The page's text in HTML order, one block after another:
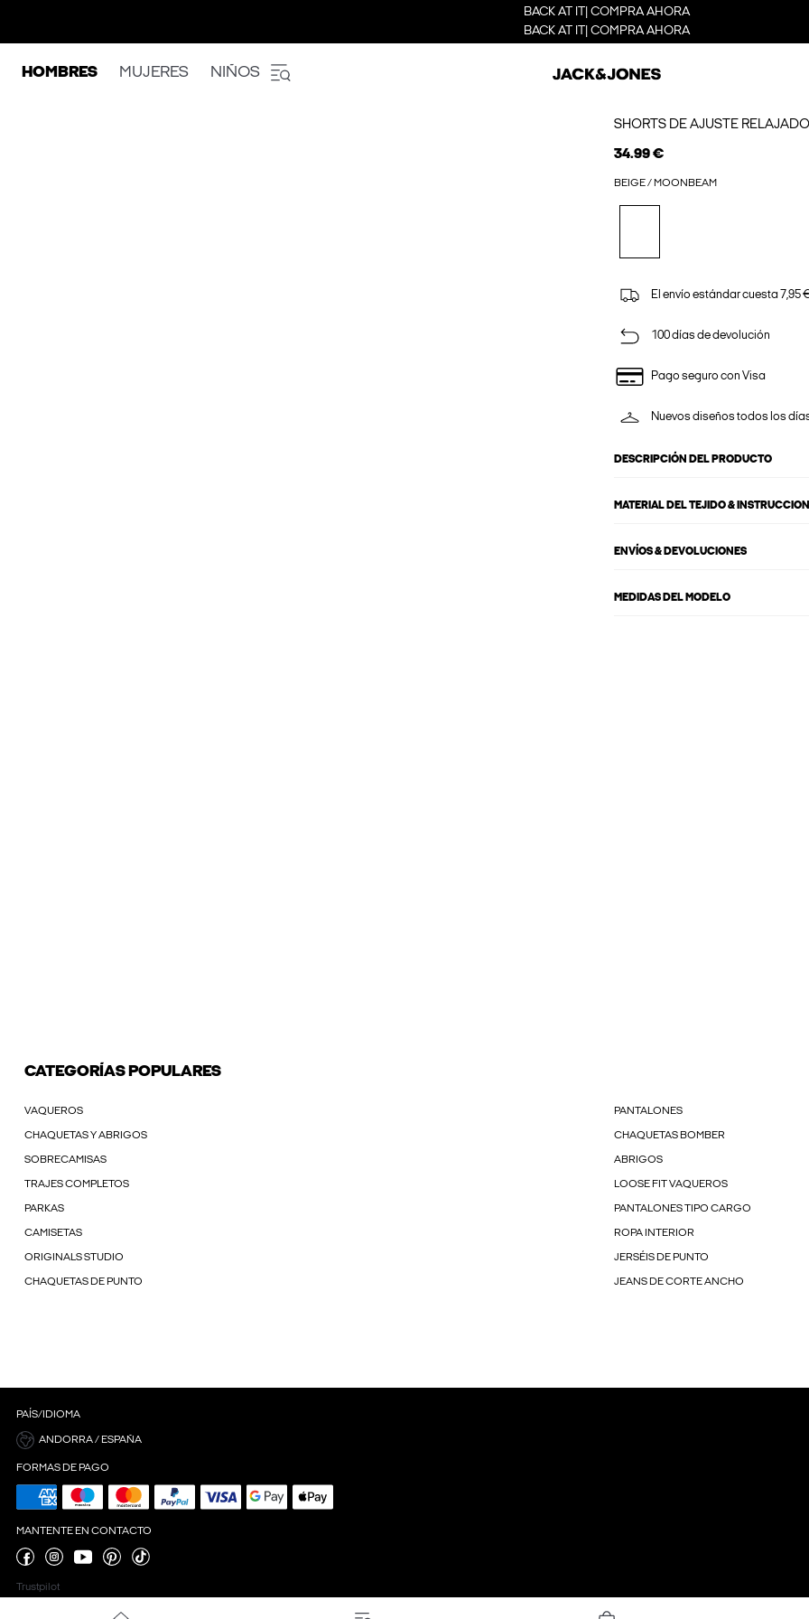
BACK AT IT| COMPRA AHORA
BACK AT IT| COMPRA AHORA
HOMBRES MUJERES NIÑOS
SHORTS DE AJUSTE
34.99 €
BEIGE / MOONBEAM
El envío estándar cuesta 7,95
100 días de devolución
Pago seguro con Visa
Nuevos diseños todos los
DESCRIPCIÓN DEL PRODUCTO
MATERIAL DEL TEJIDO &
ENVÍOS & DEVOLUCIONES
MEDIDAS DEL MODELO
CATEGORÍAS POPULARES
VAQUEROS PANTALONES
CHAQUETAS Y ABRIGOS CHAQUETAS BOMBER
SOBRECAMISAS ABRIGOS
TRAJES COMPLETOS LOOSE FIT VAQUEROS
PARKAS PANTALONES TIPO CARGO
CAMISETAS ROPA INTERIOR
ORIGINALS STUDIO JERSÉIS DE PUNTO
CHAQUETAS DE PUNTO JEANS DE CORTE ANCHO
PAÍS/IDIOMA
ANDORRA / ESPAÑA
FORMAS DE PAGO
MANTENTE EN CONTACTO
Trustpilot